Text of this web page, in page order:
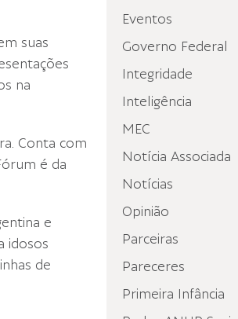
Eventos
Governo Federal
Integridade
Inteligência
MEC
Notícia Associada
Notícias
Opinião
Parceiras
Pareceres
Primeira Infância
suas
na
Conta com
é da
e
idosos
de